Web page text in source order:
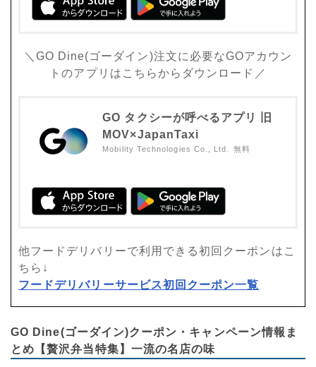
＼GO Dine(ゴーダイン)注文に必要なGOアカウン
トのアプリはこちらからダウンロード／
GO タクシーが呼べるアプリ 旧
MOV×JapanTaxi
Mobility Technologies Co., Ltd. 無料
他フードデリバリーで利用できる初回クーポンはこ
ちら↓
フードデリバリーサービス初回クーポン一覧
GO Dine(ゴーダイン)クーポン・キャンペーン情報ま
とめ【贅沢弁当特集】一流の名店の味